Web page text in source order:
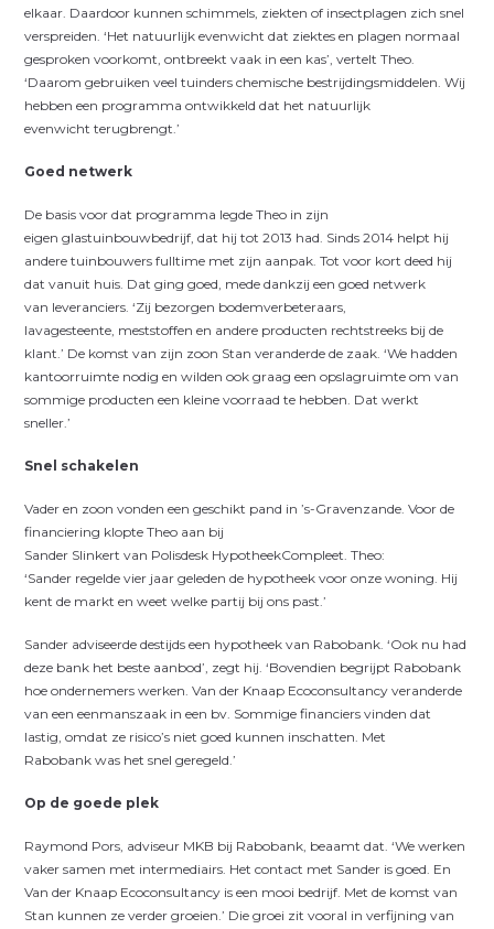
elkaar. Daardoor kunnen schimmels, ziekten of insectplagen zich snel
verspreiden. ‘Het natuurlijk evenwicht dat ziektes en plagen normaal
gesproken voorkomt, ontbreekt vaak in een kas’, vertelt Theo.
‘Daarom gebruiken veel tuinders chemische bestrijdingsmiddelen. Wij
hebben een programma ontwikkeld dat het natuurlijk
evenwicht terugbrengt.’
Goed netwerk
De basis voor dat programma legde Theo in zijn
eigen glastuinbouwbedrijf, dat hij tot 2013 had. Sinds 2014 helpt hij
andere tuinbouwers fulltime met zijn aanpak. Tot voor kort deed hij
dat vanuit huis. Dat ging goed, mede dankzij een goed netwerk
van leveranciers. ‘Zij bezorgen bodemverbeteraars,
lavagesteente, meststoffen en andere producten rechtstreeks bij de
klant.’ De komst van zijn zoon Stan veranderde de zaak. ‘We hadden
kantoorruimte nodig en wilden ook graag een opslagruimte om van
sommige producten een kleine voorraad te hebben. Dat werkt
sneller.’
Snel schakelen
Vader en zoon vonden een geschikt pand in ’s-Gravenzande. Voor de
financiering klopte Theo aan bij
Sander Slinkert van Polisdesk HypotheekCompleet. Theo:
‘Sander regelde vier jaar geleden de hypotheek voor onze woning. Hij
kent de markt en weet welke partij bij ons past.’
Sander adviseerde destijds een hypotheek van Rabobank. ‘Ook nu had
deze bank het beste aanbod’, zegt hij. ‘Bovendien begrijpt Rabobank
hoe ondernemers werken. Van der Knaap Ecoconsultancy veranderde
van een eenmanszaak in een bv. Sommige financiers vinden dat
lastig, omdat ze risico’s niet goed kunnen inschatten. Met
Rabobank was het snel geregeld.’
Op de goede plek
Raymond Pors, adviseur MKB bij Rabobank, beaamt dat. ‘We werken
vaker samen met intermediairs. Het contact met Sander is goed. En
Van der Knaap Ecoconsultancy is een mooi bedrijf. Met de komst van
Stan kunnen ze verder groeien.’ Die groei zit vooral in verfijning van